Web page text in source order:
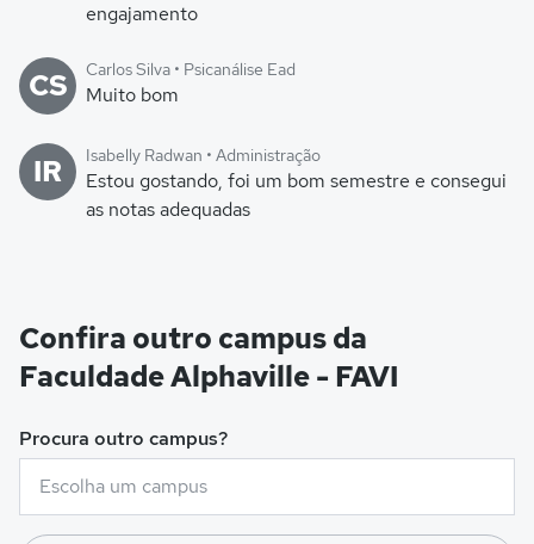
engajamento
CS Carlos Silva • Psicanálise Ead
Muito bom
IR Isabelly Radwan • Administração
Estou gostando, foi um bom semestre e consegui
as notas adequadas
Confira outro campus da
Faculdade Alphaville - FAVI
Procura outro campus?